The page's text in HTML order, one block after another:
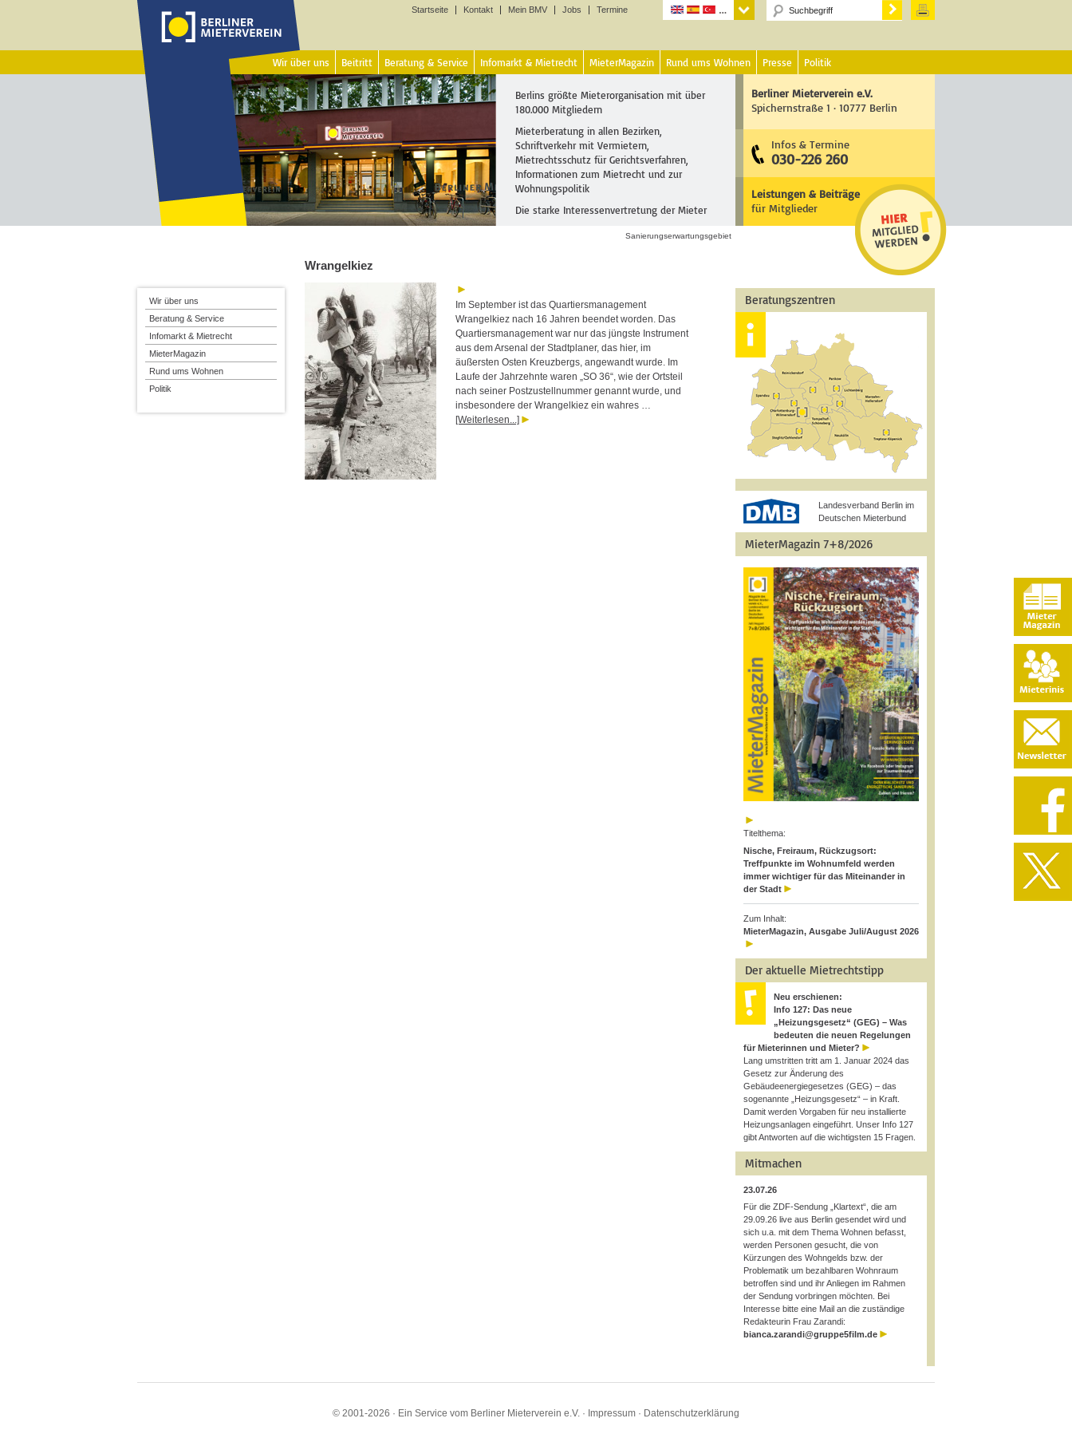
Startseite Kontakt Mein BMV Jobs Termine
Wir über uns Beitritt Beratung & Service Infomarkt & Mietrecht MieterMagazin Rund ums Wohnen Presse Politik
Berlins größte Mieterorganisation mit über
180.000 Mitgliedern
Mieterberatung in allen Bezirken,
Schriftverkehr mit Vermietern,
Mietrechtsschutz für Gerichtsverfahren,
Informationen zum Mietrecht und zur
Wohnungspolitik
Die starke Interessenvertretung der Mieter
Berliner Mieterverein e.V.
Spichernstraße 1 · 10777 Berlin
Infos & Termine
030-226 260
Leistungen & Beiträge
für Mitglieder
Sanierungserwartungsgebiet
Wrangelkiez
Im September ist das Quartiersmanagement
Wrangelkiez nach 16 Jahren beendet worden. Das
Quartiersmanagement war nur das jüngste Instrument
aus dem Arsenal der Stadtplaner, das hier, im
äußersten Osten Kreuzbergs, angewandt wurde. Im
Laufe der Jahrzehnte waren „SO 36“, wie der Ortsteil
nach seiner Postzustellnummer genannt wurde, und
insbesondere der Wrangelkiez ein wahres …
[Weiterlesen...]
Beratungszentren
Landesverband Berlin im
Deutschen Mieterbund
MieterMagazin 7+8/2026
Titelthema:
Nische, Freiraum, Rückzugsort:
Treffpunkte im Wohnumfeld werden
immer wichtiger für das Miteinander in
der Stadt
Zum Inhalt:
MieterMagazin, Ausgabe Juli/August 2026
Der aktuelle Mietrechtstipp
Neu erschienen:
Info 127: Das neue
„Heizungsgesetz“ (GEG) – Was
bedeuten die neuen Regelungen
für Mieterinnen und Mieter?
Lang umstritten tritt am 1. Januar 2024 das
Gesetz zur Änderung des
Gebäudeenergiegesetzes (GEG) – das
sogenannte „Heizungsgesetz“ – in Kraft.
Damit werden Vorgaben für neu installierte
Heizungsanlagen eingeführt. Unser Info 127
gibt Antworten auf die wichtigsten 15 Fragen.
Mitmachen
23.07.26
Für die ZDF-Sendung „Klartext“, die am
29.09.26 live aus Berlin gesendet wird und
sich u.a. mit dem Thema Wohnen befasst,
werden Personen gesucht, die von
Kürzungen des Wohngelds bzw. der
Problematik um bezahlbaren Wohnraum
betroffen sind und ihr Anliegen im Rahmen
der Sendung vorbringen möchten. Bei
Interesse bitte eine Mail an die zuständige
Redakteurin Frau Zarandi:
bianca.zarandi@gruppe5film.de
Wir über uns
Beratung & Service
Infomarkt & Mietrecht
MieterMagazin
Rund ums Wohnen
Politik
© 2001-2026 · Ein Service vom Berliner Mieterverein e.V. · Impressum · Datenschutzerklärung